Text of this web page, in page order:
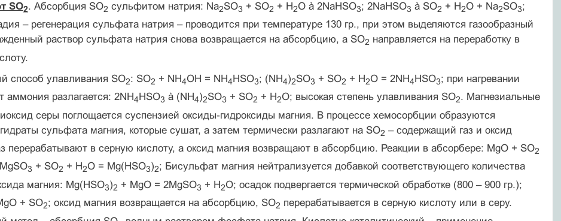
SO2. Абсорбция SO2 сульфитом натрия: Na2SO3 + SO2 + H2O à 2NaHSO3; 2NaHSO3 à SO2 + H2O + Na2SO3;
– регенерация сульфата натрия – проводится при температуре 130 гр., при этом выделяются газообразный
раствор сульфата натрия снова возвращается на абсорбцию, а SO2 направляется на переработку в
способ улавливания SO2: SO2 + NH4OH = NH4HSO3; (NH4)2SO3 + SO2 + H2O = 2NH4HSO3; при нагревании
аммония разлагается: 2NH4 HSO3 à (NH4)2SO3 + SO2 + H2O; высокая степень улавливания SO2. Магнезиальные
серы поглощается суспензией оксиды-гидроксиды магния. В процессе хемосорбции образуются
сульфата магния, которые сушат, а затем термически разлагают на SO2 – содержащий газ и оксид
перерабатывают в серную кислоту, а оксид магния возвращают в абсорбцию. Реакции в абсорбере: MgO + SO2
3 + SO2 + H2O = Mg(HSO3)2; Бисульфат магния нейтрализуется добавкой соответствующего количества
магния: Mg(HSO3)2 + MgO = 2MgSO3 + H2O; осадок подвергается термической обработке (800 – 900 гр.);
+ SO2; оксид магния возвращается на абсорбцию, SO2 перерабатывается в серную кислоту или в серу.